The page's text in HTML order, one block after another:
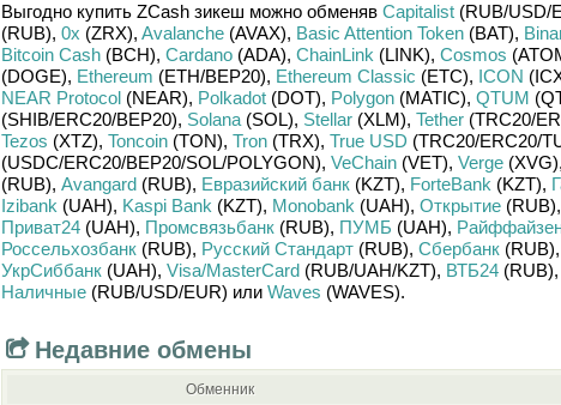
Выгодно купить ZCash зикеш можно обменяв Capitalist(RUB/USD/
(RUB), 0x (ZRX), Avalanche(AVAX), Basic Attention Token(BAT),
Bitcoin Cash(BCH), Cardano(ADA), ChainLink (LINK), Cosmos
(DOGE), Ethereum (ETH/BEP20), Ethereum Classic (ETC), ICON
NEAR Protocol(NEAR), Polkadot(DOT), Polygon(MATIC), QTUM
(SHIB/ERC20/BEP20), Solana(SOL), Stellar(XLM), Tether(TRC20/
Tezos (XTZ), Toncoin(TON), Tron(TRX), True USD (TRC20/ERC20/
(USDC/ERC20/BEP20/SOL/POLYGON), VeChain(VET), Verge(XVG),
(RUB), Avangard(RUB), Евразийский банк(KZT), ForteBank (KZT),
Izibank (UAH), Kaspi Bank (KZT), Monobank (UAH), Открытие(RUB),
Приват24(UAH), Промсвязьбанк(RUB), ПУМБ (UAH),
Россельхозбанк(RUB), Русский Стандарт(RUB), Сбербанк(RUB),
УкрСиббанк(UAH), Visa/MasterCard(RUB/UAH/KZT), ВТБ24(RUB),
Наличные(RUB/USD/EUR) или Waves (WAVES).
Недавние обмены
Обменник